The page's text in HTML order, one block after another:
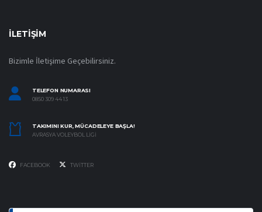
İLETIŞIM
Bizimle İletişime Geçebilirsiniz.
TELEFON NUMARASI
0850 309 44 13
TAKIMINI KUR, MÜCADELEYE BAŞLA!
AVRASYA VOLEYBOL LIGI
FACEBOOK TWITTER